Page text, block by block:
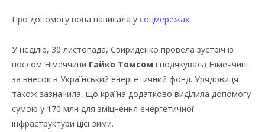
Про допомогу вона написала у соцмережах.
У неділю, 30 листопада, Свириденко провела зустріч із
послом Німеччини Гайко Томсом і подякувала Німеччині
за внесок в Український енергетичний фонд. Урядовиця
також зазначила, що країна додатково виділила допомогу
сумою у 170 млн для зміцнення енергетичної
інфраструктури цієї зими.